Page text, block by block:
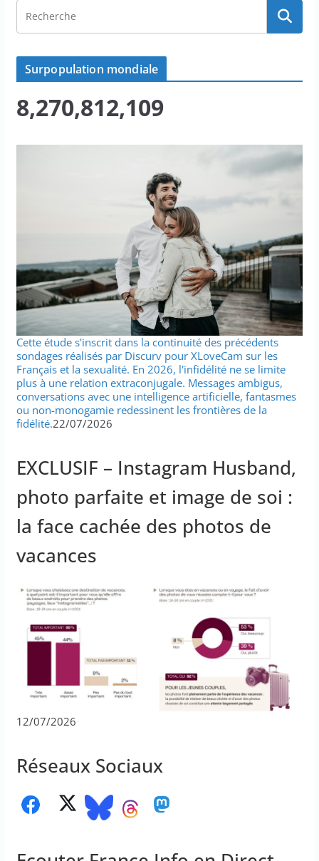
Surpopulation mondiale
8,270,812,109
Cette étude s'inscrit dans la continuité des précédents
sondages réalisés par Discurv pour XLoveCam sur les
Français et la sexualité. En 2026, l'infidélité ne se limite
plus à une relation extraconjugale. Messages ambigus,
conversations avec une intelligence artificielle, fantasmes
ou non-monogamie redessinent les frontières de la
fidélité.22/07/2026
EXCLUSIF – Instagram Husband,
photo parfaite et image de soi :
la face cachée des photos de
vacances
12/07/2026
Réseaux Sociaux